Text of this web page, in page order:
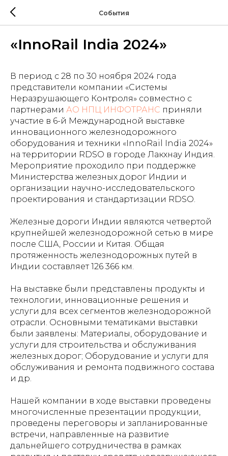
События
«InnoRail India 2024»
В период с 28 по 30 ноября 2024 года
представители компании «Системы
Неразрушающего Контроля» совместно с
партнерами АО НПЦ ИНФОТРАНС приняли
участие в 6-й Международной выставке
инновационного железнодорожного
оборудования и техники «InnoRail India 2024»
на территории RDSO в городе Лакхнау Индия.
Мероприятие проходило при поддержке
Министерства железных дорог Индии и
организации научно-исследовательского
проектирования и стандартизации RDSO.
Железные дороги Индии являются четвертой
крупнейшей железнодорожной сетью в мире
после США, России и Китая. Общая
протяженность железнодорожных путей в
Индии составляет 126 366 км.
На выставке были представлены продукты и
технологии, инновационные решения и
услуги для всех сегментов железнодорожной
отрасли. Основными тематиками выставки
были заявлены: Материалы, оборудование и
услуги для строительства и обслуживания
железных дорог; Оборудование и услуги для
обслуживания и ремонта подвижного состава
и др.
Нашей компании в ходе выставки проведены
многочисленные презентации продукции,
проведены переговоры и запланированные
встречи, направленные на развитие
дальнейшего сотрудничества в рамках